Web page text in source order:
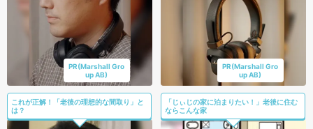
PR(Marshall Gro
up AB)
PR(Marshall Gro
up AB)
これが正解！「老後の理想的な間取り」と
は？
「じぃじの家に泊まりたい！」老後に住む
ならこんな家